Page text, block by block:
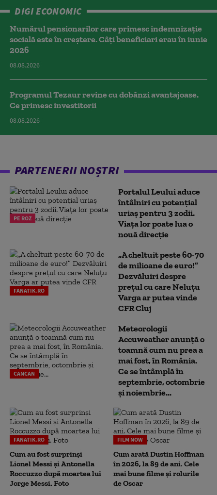
DIGI ECONOMIC
Numărul pensionarilor care primesc indemnizaţie
socială este în creștere. Câți beneficiari erau în iunie
2026
08.08.2026
Programul Tezaur revine cu dobânzi avantajoase.
Ce primesc investitorii
08.08.2026
PARTENERII NOȘTRI
PE ROZ
Portalul Leului aduce
întâlniri cu potențial
uriaș pentru 3 zodii.
Viața lor poate lua o
nouă direcție
FANATIK.RO
„A cheltuit peste 60-70
de milioane de euro!”
Dezvăluiri despre
prețul cu care Neluțu
Varga ar putea vinde
CFR Cluj
CANCAN
Meteorologii
Accuweather anunță o
toamnă cum nu prea a
mai fost, în România.
Ce se întâmplă în
septembrie, octombrie
și noiembrie...
FANATIK.RO
Cum au fost surprinși
Lionel Messi și Antonella
Roccuzzo după moartea lui
Jorge Messi. Foto
FILM NOW
Cum arată Dustin Hoffman
în 2026, la 89 de ani. Cele
mai bune filme și rolurile
de Oscar